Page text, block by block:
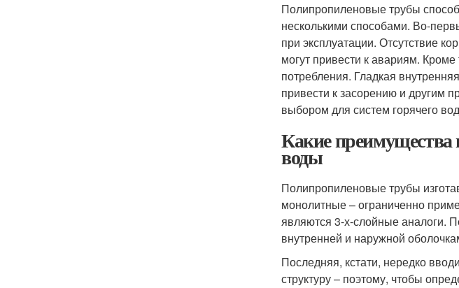
Полипропиленовые трубы
несколькими способами. Во-
при эксплуатации. Отсутствие
могут привести к авариям.
потребления. Гладкая
привести к засорению и другим
выбором для систем горячего
Какие преимущества
воды
Полипропиленовые трубы
монолитные – ограниченно
являются 3-х-слойные аналоги.
внутренней и наружной
Последняя, кстати, нередко
структуру – поэтому, чтобы